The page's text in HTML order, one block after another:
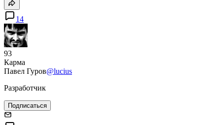
14
93
Карма
Павел Гуров@lucius
Разработчик
Подписаться